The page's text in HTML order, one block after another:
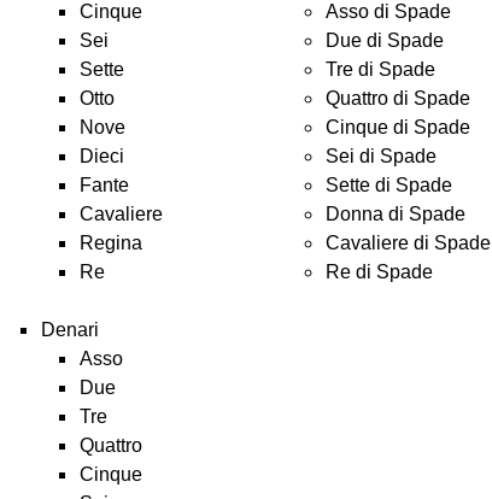
Cinque
Sei
Sette
Otto
Nove
Dieci
Fante
Cavaliere
Regina
Re
Denari
Asso
Due
Tre
Quattro
Cinque
Asso di Spade
Due di Spade
Tre di Spade
Quattro di Spade
Cinque di Spade
Sei di Spade
Sette di Spade
Donna di Spade
Cavaliere di Spade
Re di Spade